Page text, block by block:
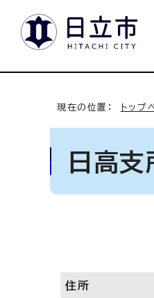
現在の位置： トップ
日高支
住所